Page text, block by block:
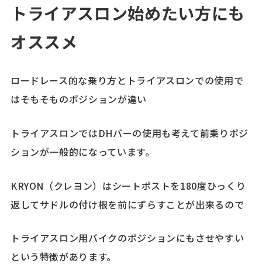
トライアスロン始めたい方にも
オススメ
ロードレース的な乗り方とトライアスロンでの使用で
はそもそものポジションが違い
トライアスロンではDHバーの使用も考えて前乗りポジ
ションが一般的になっています。
KRYON（クレヨン）はシートポストを180度ひっくり
返してサドルの付け根を前にずらすことが出来るので
トライアスロン用バイクのポジションにもさせやすい
という特徴があります。